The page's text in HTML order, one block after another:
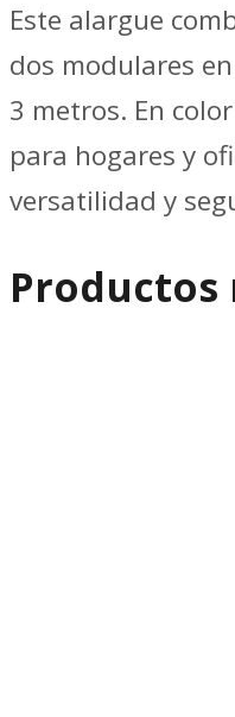
Este alargue
dos modulares
3 metros. En
para hogares y
versatilidad y
Productos